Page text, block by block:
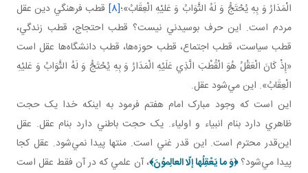
الْمَدَارُ وَ بِهِ يُحْتَجُّ وَ لَهُ الثَّوَابُ وَ عَليْهِ الْعِقَابُ»؛[8]
قطب فرهنگي دين عقل
مردم است. اين حرف بوسيدني نيست؟ قطب احتجاج، قطب زندگي،
قطب سياست، قطب اجتماع، قطب حوزه‌ها، قطب دانشگاه‌ها عقل است
«إِذْ كَانَ الْعَقْلُ هُوَ الْقُطْبَ الَّذِي عَلَيْهِ الْمَدَارُ وَ بِهِ يُحْتَجُّ وَ لَهُ الثَّوَابُ وَ عَليْهِ
الْعِقَابُ». اين مي‌شود عقل.
اين است که وجود مبارک امام هفتم فرمود به اينکه خدا يک حجت
ظاهري دارد بنام انبياء و اولياء. يک حجت باطني دارد بنام عقل. عقل
اين‌قدر محترم است. اين قدر غني است. منتها پيدا نمي‌شود. عقل کجا
پيدا مي‌شود؟﴿وَ ما يَعْقِلُها إلّا العالِموُنَ﴾، آن علمي که در آن فقط عقل است